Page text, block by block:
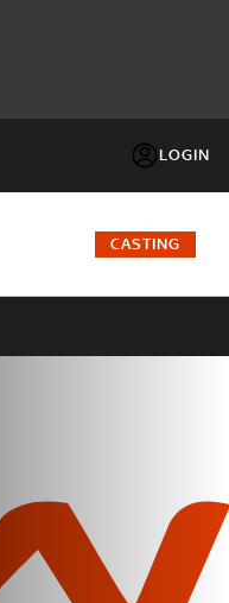
LOGIN
FACTOR
CASTING